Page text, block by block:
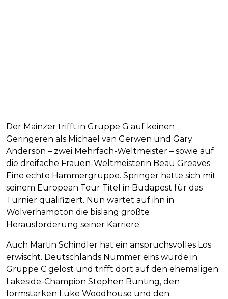
Der Mainzer trifft in Gruppe G auf keinen
Geringeren als Michael van Gerwen und Gary
Anderson – zwei Mehrfach-Weltmeister – sowie auf
die dreifache Frauen-Weltmeisterin Beau Greaves.
Eine echte Hammergruppe. Springer hatte sich mit
seinem European Tour Titel in Budapest für das
Turnier qualifiziert. Nun wartet auf ihn in
Wolverhampton die bislang größte
Herausforderung seiner Karriere.
Auch Martin Schindler hat ein anspruchsvolles Los
erwischt. Deutschlands Nummer eins wurde in
Gruppe C gelost und trifft dort auf den ehemaligen
Lakeside-Champion Stephen Bunting, den
formstarken Luke Woodhouse und den